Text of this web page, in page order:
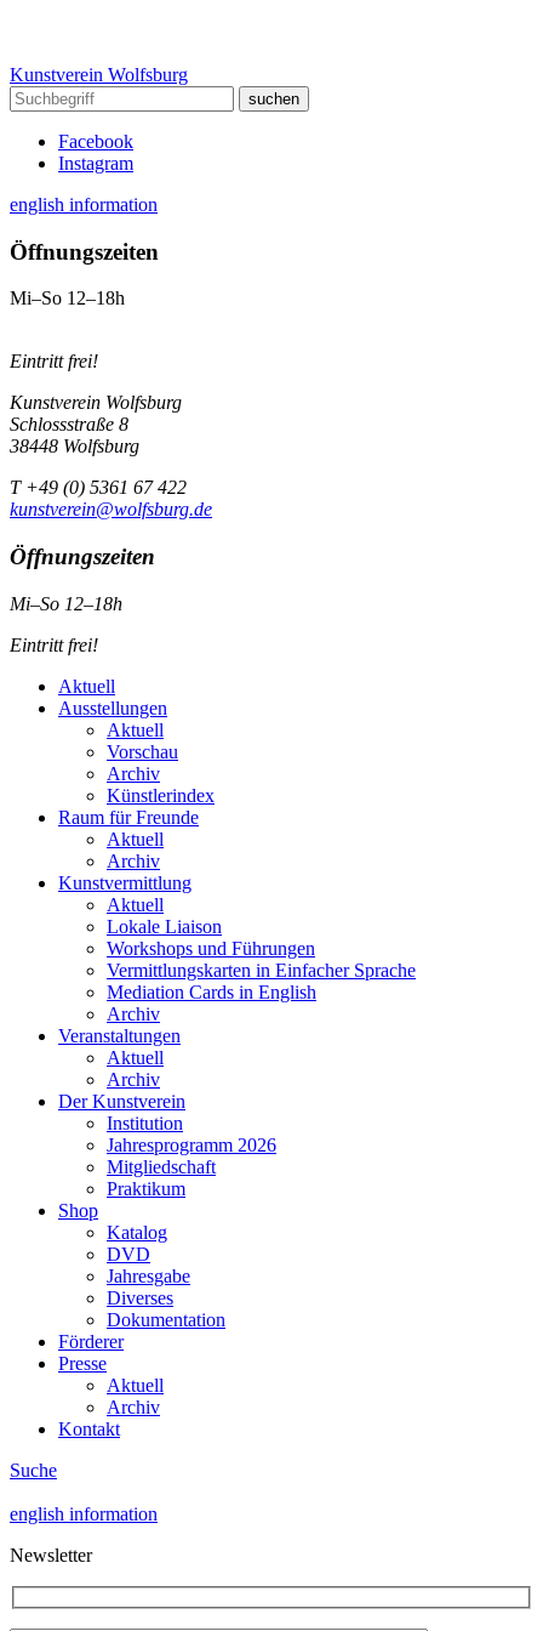
Kunstverein Wolfsburg
Facebook
Instagram
english information
Öffnungszeiten
Mi–So 12–18h
Eintritt frei!
Kunstverein Wolfsburg
Schlossstraße 8
38448 Wolfsburg
T +49 (0) 5361 67 422
kunstverein@wolfsburg.de
Öffnungszeiten
Mi–So 12–18h
Eintritt frei!
Aktuell
Ausstellungen
Aktuell
Vorschau
Archiv
Künstlerindex
Raum für Freunde
Aktuell
Archiv
Kunstvermittlung
Aktuell
Lokale Liaison
Workshops und Führungen
Vermittlungskarten in Einfacher Sprache
Mediation Cards in English
Archiv
Veranstaltungen
Aktuell
Archiv
Der Kunstverein
Institution
Jahresprogramm 2026
Mitgliedschaft
Praktikum
Shop
Katalog
DVD
Jahresgabe
Diverses
Dokumentation
Förderer
Presse
Aktuell
Archiv
Kontakt
Suche
english information
Newsletter